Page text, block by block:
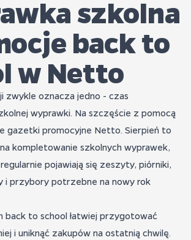
szkolna
back to
w Netto
zwykle oznacza jedno - czas
wyprawki. Na szczęście z pomocą
gazetki promocyjne Netto. Sierpień to
kompletowanie szkolnych wyprawek,
pojawiają się zeszyty, piórniki,
i przybory potrzebne na nowy rok
back to school łatwiej przygotować
i uniknąć zakupów na ostatnią chwilę.